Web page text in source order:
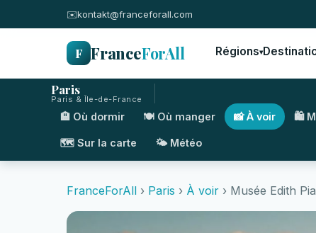
✉️kontakt@franceforall.com
F FranceForAll Régions▾
Paris
Paris & Île-de-France
🏨 Où dormir 🍽️ Où manger 📸 À voir 🛍️
🗺️ Sur la carte 🌤️ Météo
FranceForAll › Paris › À voir › Musée Edith